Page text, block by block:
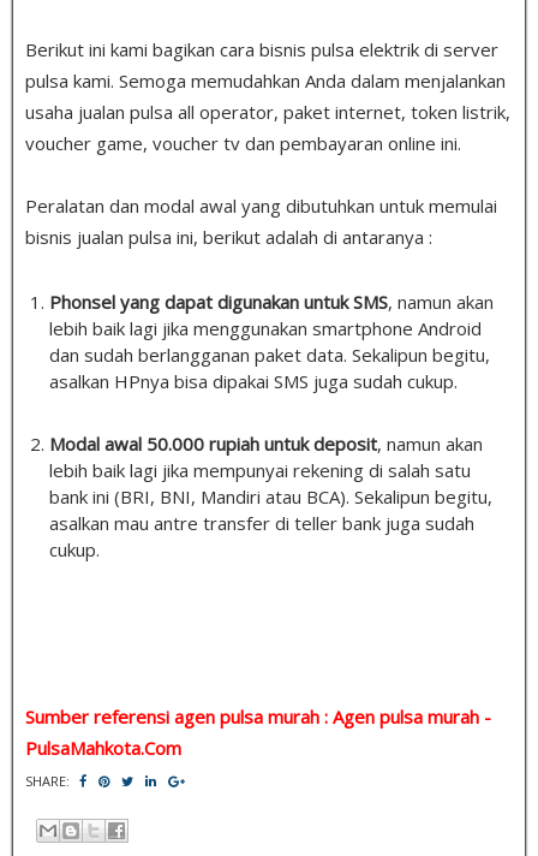
Berikut ini kami bagikan cara bisnis pulsa elektrik di server
pulsa kami. Semoga memudahkan Anda dalam menjalankan
usaha jualan pulsa all operator, paket internet, token listrik,
voucher game, voucher tv dan pembayaran online ini.
Peralatan dan modal awal yang dibutuhkan untuk memulai
bisnis jualan pulsa ini, berikut adalah di antaranya :
Phonsel yang dapat digunakan untuk SMS, namun akan
lebih baik lagi jika menggunakan smartphone Android
dan sudah berlangganan paket data. Sekalipun begitu,
asalkan HPnya bisa dipakai SMS juga sudah cukup.
Modal awal 50.000 rupiah untuk deposit, namun akan
lebih baik lagi jika mempunyai rekening di salah satu
bank ini (BRI, BNI, Mandiri atau BCA). Sekalipun begitu,
asalkan mau antre transfer di teller bank juga sudah
cukup.
Sumber referensi agen pulsa murah : Agen pulsa murah -
PulsaMahkota.Com
SHARE: